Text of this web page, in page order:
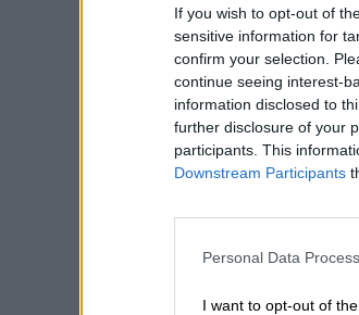
If you wish to opt-out of
sensitive information for
confirm your selection.
continue seeing interest-
information disclosed to
further disclosure of your
participants. This
Downstream Participants
Personal Data
I want to opt-out of
*
*